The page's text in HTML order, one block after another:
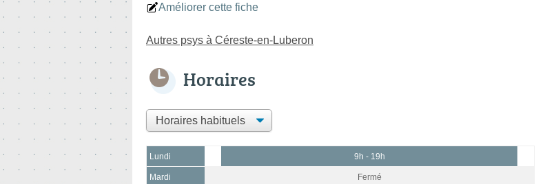
Améliorer cette fiche
Autres psys à Céreste-en-Luberon
Horaires
Lundi 9h - 19h
Mardi Fermé